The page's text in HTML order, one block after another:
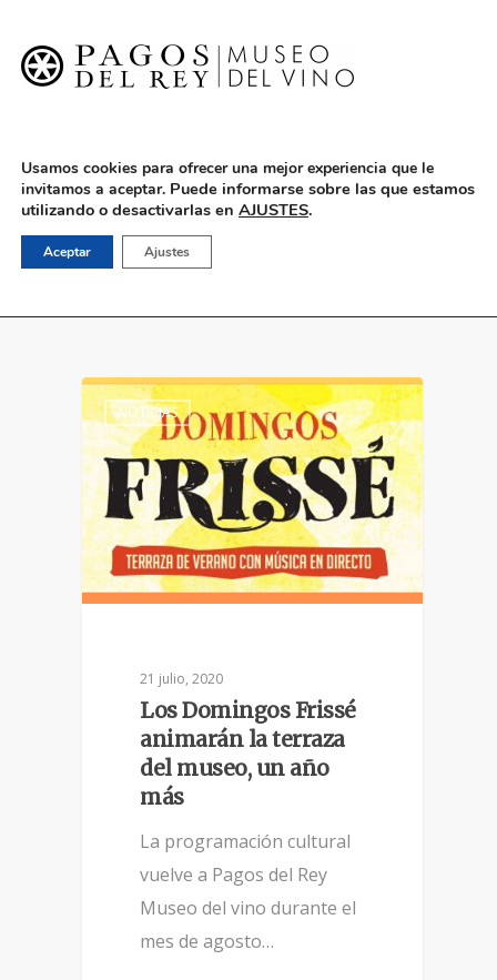
English
Museo Pagos del Rey
NOTICIAS
21 julio, 2020
Los Domingos Frissé
animarán la terraza
del museo, un año
más
La programación cultural
vuelve a Pagos del Rey
Museo del vino durante el
mes de agosto…
Usamos cookies para ofrecer una mejor experiencia que le
invitamos a aceptar. Puede informarse sobre las que estamos
utilizando o desactivarlas en AJUSTES.
Aceptar Ajustes